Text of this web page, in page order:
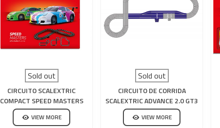
Sold out
CIRCUITO SCALEXTRIC
COMPACT SPEED MASTERS
VIEW MORE
Sold out
CIRCUITO DE CORRIDA
SCALEXTRIC ADVANCE 2.0 GT3
SERIES ESTENDIDO V2
VIEW MORE